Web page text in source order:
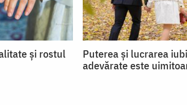
și rostul
Puterea și lucrarea
adevărate este